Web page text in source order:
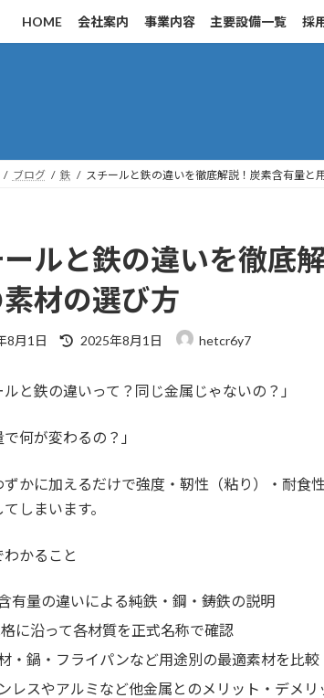
HOME 会社案内 事業内容 主要設備一覧 採
ブログ 鉄 スチールと鉄の違いを徹底解説！炭素含有量と
ルと鉄の違いを徹底
材の選び方
8月1日
最
新
:
2025年8月1日 hetcr6y7
ルと鉄の違いって？同じ金属じゃないの？」
で何が変わるの？」
ずかに加えるだけで強度・靭性（粘り）・耐食
しまいます。
かること
有量の違いによる純鉄・鋼・鋳鉄の説明
格に沿って各材質を正式名称で確認
・鍋・フライパンなど用途別の最適素材を比較
レスやアルミなど他金属とのメリット・デメリ